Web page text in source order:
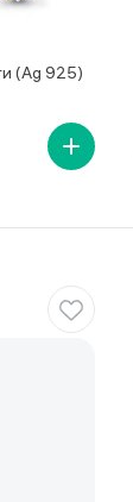
(Ag 925)